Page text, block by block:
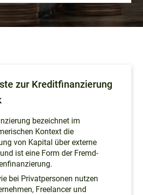
zur Kreditfinanzierung
bezeichnet im
Kontext die
von Kapital über externe
ist eine Form der Fremd-
bei Privatpersonen nutzen
Freelancer und